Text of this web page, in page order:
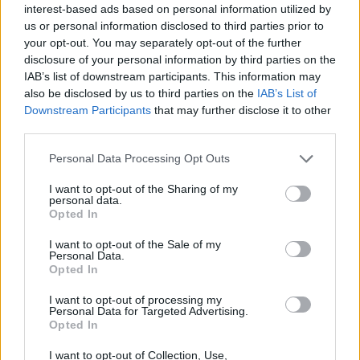
interest-based ads based on personal information utilized by
us or personal information disclosed to third parties prior to
your opt-out. You may separately opt-out of the further
disclosure of your personal information by third parties on the
IAB’s list of downstream participants. This information may
also be disclosed by us to third parties on the IAB’s List of
Downstream Participants that may further disclose it to other
Personal Data Processing Opt Outs
I want to opt-out of the Sharing of my
personal data.
Opted In
I want to opt-out of the Sale of my
Personal Data.
Opted In
I want to opt-out of processing my
Personal Data for Targeted Advertising.
Opted In
I want to opt-out of Collection, Use,
Λιθουανοί συνοριοφύλακες δέχθηκαν
επίθεση σε μία περίπτωση από ομάδα
μεταναστών που αντιστέκονταν στη
σύλληψή τους, οι αξιωματικοί
αναγκάστηκαν να υποχωρήσουν και οι
παράνομοι μετανάστες διέφυγαν πίσω
Πύραυλος προσέκρουσε στη
Σελήνη: Τι κρύβει η «σιγή
ιχθύος» από NASA και SpaceX;
ΧΤΕΣ
9 προσέκρουσε στη Σελήνη στις 6:35
GMT, αφήνοντας πίσω του κρατήρα 18
των πυροσβεστών που έχασαν
τη ζωή τους
Οι «πράσινοι« θα τιμήσουν όσους έπεσαν